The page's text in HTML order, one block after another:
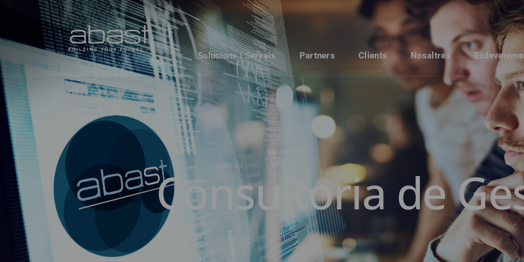
Solucions i Serveis Partners Clients Nosaltres
Consultoria de